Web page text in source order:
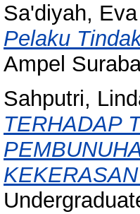
Sa'diyah,
Pelaku
Ampel
Sahputri,
TERHADAP